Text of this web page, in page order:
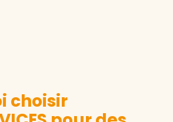
choisir